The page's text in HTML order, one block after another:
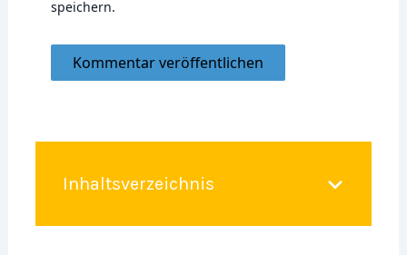
speichern.
Inhaltsverzeichnis